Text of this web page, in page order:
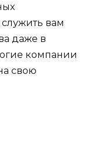
служить вам
даже в
компании
свою